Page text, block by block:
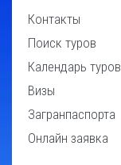
Контакты
Поиск туров
Календарь туров
Визы
Загранпаспорта
Онлайн заявка